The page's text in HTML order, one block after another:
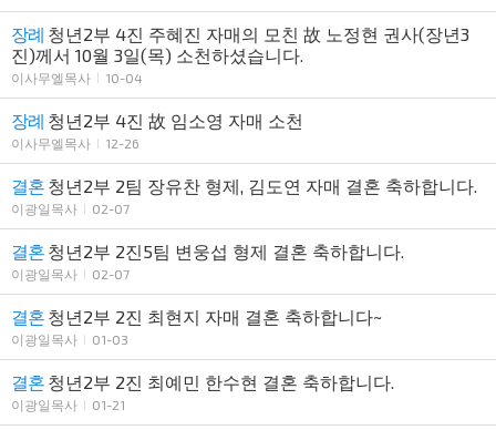
장례 청년2부 4진 주혜진 자매의 모친 故 노정현 권사(장년3
진)께서 10월 3일(목) 소천하셨습니다.
이사무엘목사 10-04
장례 청년2부 4진 故 임소영 자매 소천
이사무엘목사 12-26
결혼 청년2부 2팀 장유찬 형제, 김도연 자매 결혼 축하합니다.
이광일목사 02-07
결혼 청년2부 2진5팀 변웅섭 형제 결혼 축하합니다.
이광일목사 02-07
결혼 청년2부 2진 최현지 자매 결혼 축하합니다~
이광일목사 01-03
결혼 청년2부 2진 최예민 한수현 결혼 축하합니다.
이광일목사 01-21